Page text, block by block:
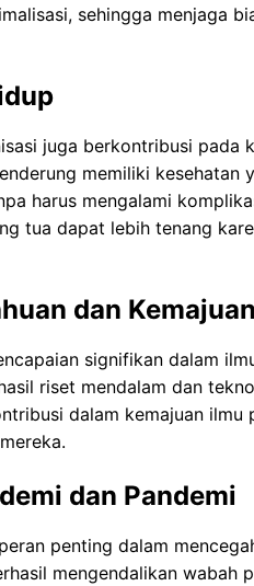
sehingga menjaga
juga berkontribusi pada
memiliki kesehatan
harus mengalami
tua dapat lebih tenang
dan
signifikan dalam
riset mendalam dan
dalam kemajuan ilmu
dan Pandemi
penting dalam
mengendalikan wabah